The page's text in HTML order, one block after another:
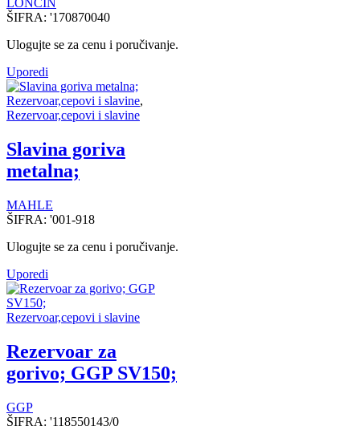
LONCIN
ŠIFRA: '170870040
Ulogujte se za cenu i poručivanje.
Uporedi
Rezervoar,cepovi i slavine,
Rezervoar,cepovi i slavine
Slavina goriva
metalna;
MAHLE
ŠIFRA: '001-918
Ulogujte se za cenu i poručivanje.
Uporedi
Rezervoar,cepovi i slavine
Rezervoar za
gorivo; GGP SV150;
GGP
ŠIFRA: '118550143/0